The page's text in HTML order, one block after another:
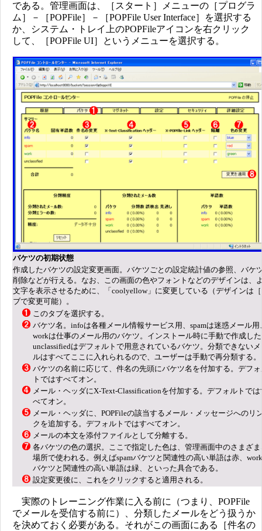
である。管理画面は、［スタート］メニューの［プログラ
ム］－［POPFile］－［POPFile User Interface］を選択する
か、システム・トレイ上のPOPFileアイコンを右クリック
して、［POPFile UI］というメニューを選択する。
バケツの初期状態
作成したバケツの設定変更画面。バケツごとの設定統計値の参照、バケ
削除などが行える。なお、この画面の色やフォントなどのデザインは、
文字を表示させるために、「coolyellow」に変更している（デザインは
ブで変更可能）。
このタブを選択する。
バケツ名。infoは各種メール情報サービス用、spamは迷惑メール用
workは仕事のメール用のバケツ。インストール時に手動で作成し
unclassifiedはデフォルトで用意されているバケツ。分類できない
ルはすべてここに入れられるので、ユーザーは手動で再分類する。
バケツの名前に応じて、件名の先頭にバケツ名を付加する。デフ
トではすべてオン。
メール・ヘッダにX-Text-Classificationを付加する。デフォルトでは
べてオン。
メール・ヘッダに、POPFileの該当するメール・メッセージへのリ
クを追加する。デフォルトではすべてオン。
メールの本文を添付ファイルとして分離する。
各バケツの色の選択。ここで指定した色は、管理画面中のさまざ
場所で使われる。例えばspamバケツと関連性の高い単語は赤、work
バケツと関連性の高い単語は緑、といった具合である。
設定変更後に、これをクリックすると適用される。
実際のトレーニング作業に入る前に（つまり、POPFile
でメールを受信する前に）、分類したメールをどう扱うか
を決めておく必要がある。それがこの画面にある［件名の